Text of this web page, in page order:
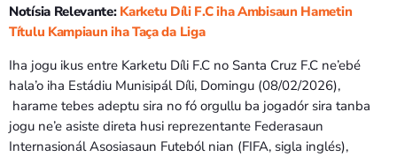
Notísia Relevante: Karketu Díli F.C iha Ambisaun Hametin
Títulu Kampiaun iha Taça da Liga
Iha jogu ikus entre Karketu Díli F.C no Santa Cruz F.C ne’ebé
hala’o iha Estádiu Munisipál Díli, Domingu (08/02/2026),
harame tebes adeptu sira no fó orgullu ba jogadór sira tanba
jogu ne’e asiste direta husi reprezentante Federasaun
Internasionál Asosiasaun Futeból nian (FIFA, sigla inglés),